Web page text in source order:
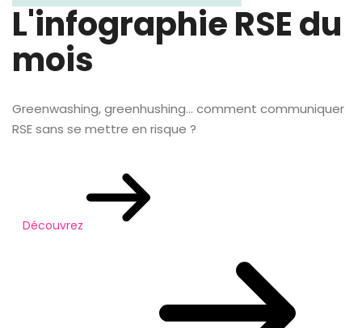
L'infographie RSE du
mois
Greenwashing, greenhushing… comment communiquer
RSE sans se mettre en risque ?
Découvrez